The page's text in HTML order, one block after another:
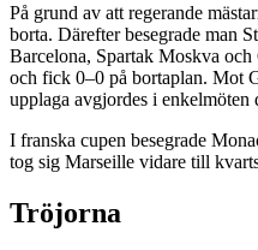
På grund av att regerande
borta. Därefter besegrade man
Barcelona, Spartak Moskva
och fick 0–0 på bortaplan. Mot
upplaga avgjordes i
I franska cupen besegrade
tog sig Marseille vidare till
Tröjorna